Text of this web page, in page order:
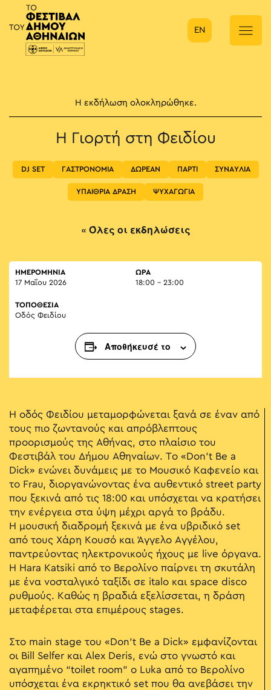
Κύρια πλοήγηση
EN
Η εκδήλωση ολοκληρώθηκε.
H Γιορτή στη Φειδίου
DJ SET ΓΑΣΤΡΟΝΟΜΙΑ ΔΩΡΕΑΝ ΠΑΡΤΙ ΣΥΝΑΥΛΙΑ
ΥΠΑΙΘΡΙΑ ΔΡΑΣΗ ΨΥΧΑΓΩΓΙΑ
« Όλες οι εκδηλώσεις
ΗΜΕΡΟΜΗΝΙΑ
17 Μαΐου 2026
ΏΡΑ
18:00 - 23:00
ΤΟΠΟΘΕΣΙΑ
Οδός Φειδίου
Αποθήκευσέ το
H οδός Φειδίου μεταμορφώνεται ξανά σε έναν από
τους πιο ζωντανούς και απρόβλεπτους
προορισμούς της Αθήνας, στο πλαίσιο του
Φεστιβάλ του Δήμου Αθηναίων. Το «Don’t Be a
Dick» ενώνει δυνάμεις με το Μουσικό Καφενείο και
το Frau, διοργανώνοντας ένα αυθεντικό street party
που ξεκινά από τις 18:00 και υπόσχεται να κρατήσει
την ενέργεια στα ύψη μέχρι αργά το βράδυ.
Η μουσική διαδρομή ξεκινά με ένα υβριδικό set
από τους Χάρη Κουσό και Άγγελο Αγγέλου,
παντρεύοντας ηλεκτρονικούς ήχους με live όργανα.
Η Hara Katsiki από το Βερολίνο παίρνει τη σκυτάλη
με ένα νοσταλγικό ταξίδι σε italo και space disco
ρυθμούς. Καθώς η βραδιά εξελίσσεται, η δράση
μεταφέρεται στα επιμέρους stages.
Στο main stage του «Don’t Be a Dick» εμφανίζονται
οι Bill Selfer και Alex Deris, ενώ στο γνωστό και
αγαπημένο “toilet room” ο Luka από το Βερολίνο
υπόσχεται ένα εκρηκτικό set που θα ανεβάσει την